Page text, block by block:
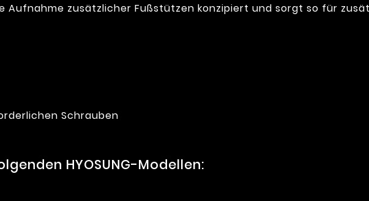
Aufnahme zusätzlicher Fußstützen konzipiert und sorgt so für
Schrauben
HYOSUNG-Modellen: